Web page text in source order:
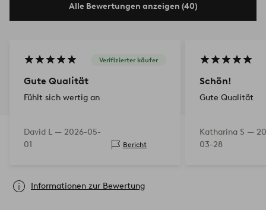
Alle Bewertungen anzeigen (40)
Verifizierter käufer
Gute Qualität
Fühlt sich wertig an
David L — 2026-05-
01
Bericht
Schön!
Gute Qualität
Katharina S —
03-28
Informationen zur Bewertung